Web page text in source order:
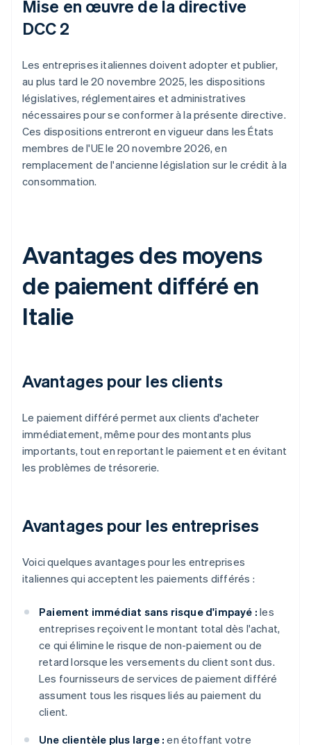
Mise en œuvre de la directive
DCC 2
Les entreprises italiennes doivent adopter et publier,
au plus tard le 20 novembre 2025, les dispositions
législatives, réglementaires et administratives
nécessaires pour se conformer à la présente directive.
Ces dispositions entreront en vigueur dans les États
membres de l'UE le 20 novembre 2026, en
remplacement de l'ancienne législation sur le crédit à la
consommation.
Avantages des moyens
de paiement différé en
Italie
Avantages pour les clients
Le paiement différé permet aux clients d'acheter
immédiatement, même pour des montants plus
importants, tout en reportant le paiement et en évitant
les problèmes de trésorerie.
Avantages pour les entreprises
Voici quelques avantages pour les entreprises
italiennes qui acceptent les paiements différés :
Paiement immédiat sans risque d'impayé : les
entreprises reçoivent le montant total dès l'achat,
ce qui élimine le risque de non-paiement ou de
retard lorsque les versements du client sont dus.
Les fournisseurs de services de paiement différé
assument tous les risques liés au paiement du
client.
Une clientèle plus large : en étoffant votre